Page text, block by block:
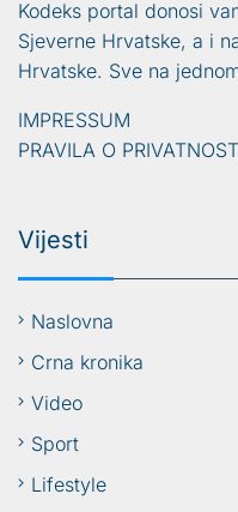
Kodeks portal donosi
Sjeverne Hrvatske, a i
Hrvatske. Sve na
IMPRESSUM
PRAVILA O
Vijesti
Naslovna
Crna kronika
Video
Sport
Lifestyle